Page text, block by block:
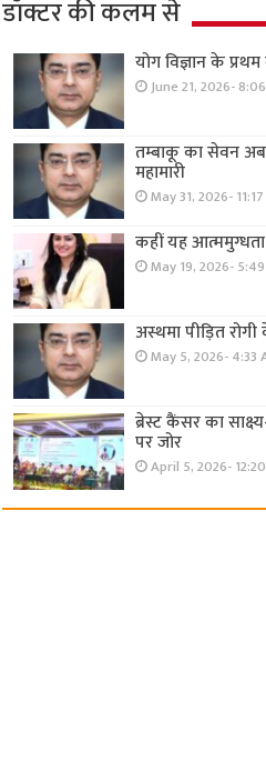
डॉक्टर की कलम से
योग विज्ञान के
June 21, 2026-
तम्बाकू का सेवन
महामारी
May 31, 2026-
कहीं यह
May 19, 2026-
अस्थमा पीड़ित
May 5, 2026- 4:33
ब्रेस्ट कैंसर का
पर जोर
April 5, 2026-